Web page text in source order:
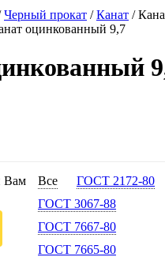
Черный прокат /Канат /
оцинкованный 9,7
Вам
Все
ГОСТ 2172-80
ГОСТ 3067-88
ГОСТ 7667-80
ГОСТ 7665-80